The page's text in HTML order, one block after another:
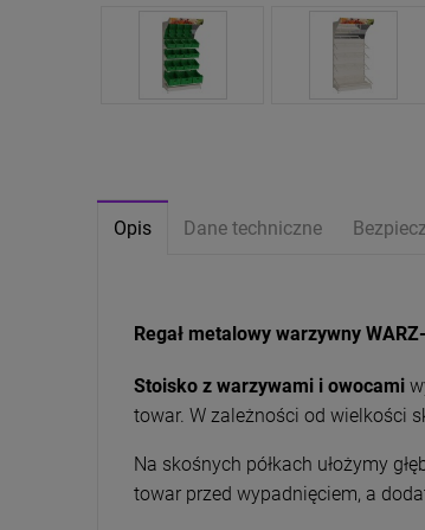
Opis Dane techniczne
Regał metalowy warzywny
Stoisko z warzywami i owocami
towar. W zależności od wielkości
Na skośnych półkach ułożymy
towar przed wypadnięciem, a